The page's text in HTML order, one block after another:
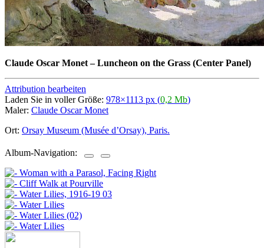
Claude Oscar Monet–Luncheon on the Grass (Center Panel)
Attribution bearbeiten
Laden Sie in voller Größe: 978×1113 px (0,2 Mb)
Maler: Claude Oscar Monet
Ort: Orsay Museum (Musée d’Orsay), Paris.
Album-Navigation: